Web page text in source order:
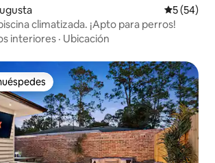
5 (54)
climatizada. ¡Apto para perros!
interiores · Ubicación